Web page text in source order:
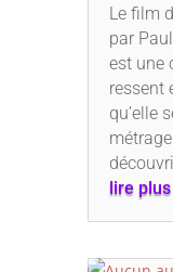
Le film
par
est une
ressent
qu’elle
lire plus